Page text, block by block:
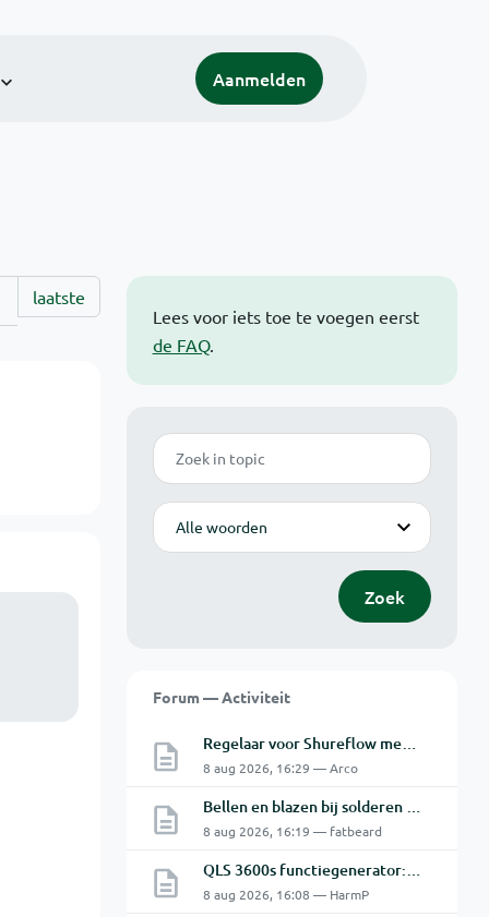
Aanmelden
Lees voor iets toe te voegen eerst
de FAQ.
Zoek
Modus
Zoek
Forum — Activiteit
Regelaar voor Shureflow membraanpomp
8 aug 2026, 16:29 — Arco
Bellen en blazen bij solderen van Chinese PCBs
8 aug 2026, 16:19 — fatbeard
QLS 3600s functiegenerator: software verbinden lukt niet.
8 aug 2026, 16:08 — HarmP
laatste